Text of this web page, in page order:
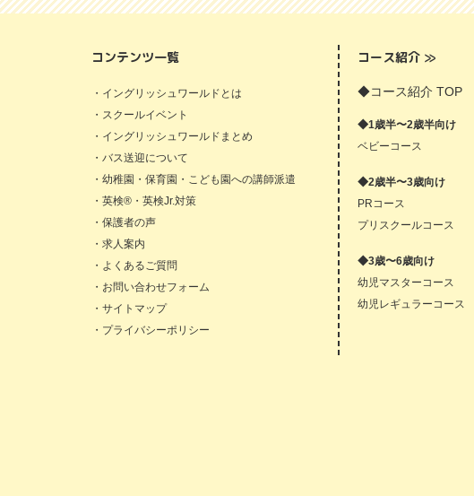
コンテンツ一覧
・イングリッシュワールドとは
・スクールイベント
・イングリッシュワールドまとめ
・バス送迎について
・幼稚園・保育園・こども園への講師派遣
・英検®・英検Jr.対策
・保護者の声
・求人案内
・よくあるご質問
・お問い合わせフォーム
・サイトマップ
・プライバシーポリシー
コース紹介 ≫
◆コース紹介 TOP
◆1歳半〜2歳半向け
ベビーコース
◆2歳半〜3歳向け
PRコース
プリスクールコース
◆3歳〜6歳向け
幼児マスターコース
幼児レギュラーコース